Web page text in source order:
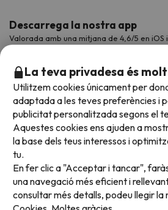
Descarrega la nostra app
Valorada amb una mitjana de 4,6/5 en iOS
Acceptem
La teva privadesa és
Utilitzem cookies únicament per
adaptada a les teves preferències i
publicitat personalitzada segons el
Aquestes cookies ens ajuden a
la base dels teus interessos i
tu.
En fer clic a "Acceptar i tancar",
una navegació més eficient i
consultar més detalls, podeu llegir la